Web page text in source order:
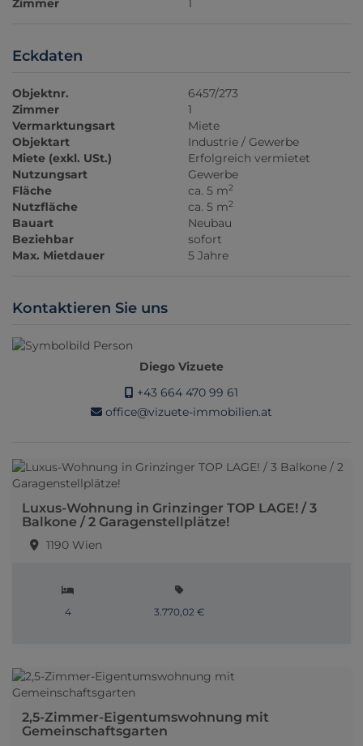
Zimmer 1
Eckdaten
Objektnr.
6457/273
Zimmer
1
Vermarktungsart
Miete
Objektart
Industrie / Gewerbe
Miete (exkl. USt.)
Erfolgreich vermietet
Nutzungsart
Gewerbe
Fläche
ca. 5 m2
Nutzfläche ca. 5 m2
Bauart
Neubau
Beziehbar
sofort
Max. Mietdauer
5 Jahre
Kontaktieren Sie uns
Diego Vizuete
+43 664 470 99 61
office@vizuete-immobilien.at
Luxus-Wohnung in Grinzinger TOP LAGE! / 3
Balkone / 2 Garagenstellplätze!
1190 Wien
4 3.770,02 €
2,5-Zimmer-Eigentumswohnung mit
Gemeinschaftsgarten